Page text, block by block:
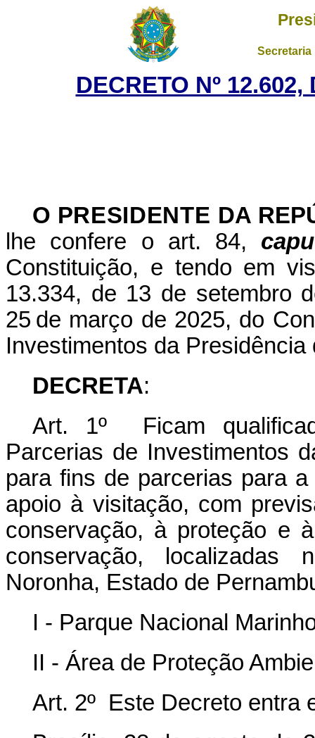
DECRETO Nº
O PRESIDENTE DA
lhe confere o art. 84,
Constituição, e tendo em
13.334, de 13 de setembro
25 de março de 2025, do
Investimentos da Presidência
DECRETA:
Art. 1º Ficam
Parcerias de Investimentos
para fins de parcerias para
apoio à visitação, com
conservação, à proteção e
conservação, localizadas
Noronha, Estado de
I - Parque Nacional
II - Área de Proteção
Art. 2º Este Decreto entra